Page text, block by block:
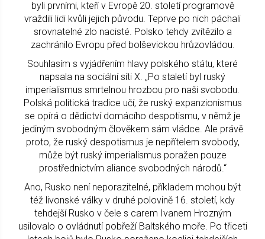
byli prvními, kteří v Evropě 20. století programově
vraždili lidi kvůli jejich původu. Teprve po nich páchali
srovnatelné zlo nacisté. Polsko tehdy zvítězilo a
zachránilo Evropu před bolševickou hrůzovládou.
Souhlasím s vyjádřením hlavy polského státu, které
napsala na sociální síti X. „Po staletí byl ruský
imperialismus smrtelnou hrozbou pro naši svobodu.
Polská politická tradice učí, že ruský expanzionismus
se opírá o dědictví domácího despotismu, v němž je
jediným svobodným člověkem sám vládce. Ale právě
proto, že ruský despotismus je nepřítelem svobody,
může být ruský imperialismus poražen pouze
prostřednictvím aliance svobodných národů.“
Ano, Rusko není neporazitelné, příkladem mohou být
též livonské války v druhé polovině 16. století, kdy
tehdejší Rusko v čele s carem Ivanem Hrozným
usilovalo o ovládnutí pobřeží Baltského moře. Po třiceti